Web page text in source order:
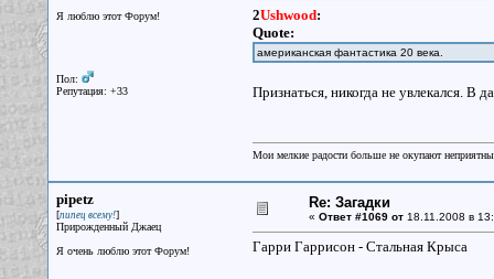
Я люблю этот Форум!
Пол:
Репутация: +33
2Ushwood:
Quote:
американская фантастика 20 века.
Признаться, никогда не увлекался. В
Мои мелкие радости больше не окупают
pipetz
[пипец всему!]
Прирожденный Джаец
Я очень люблю этот Форум!
Re: Загадки
« Ответ #1069 от18.11.2008 в
Гарри Гаррисон - Стальная Крыса